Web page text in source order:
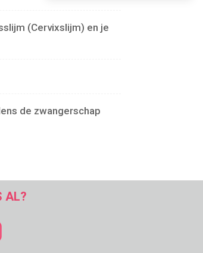
(Cervixslijm) en je
de zwangerschap
AL?